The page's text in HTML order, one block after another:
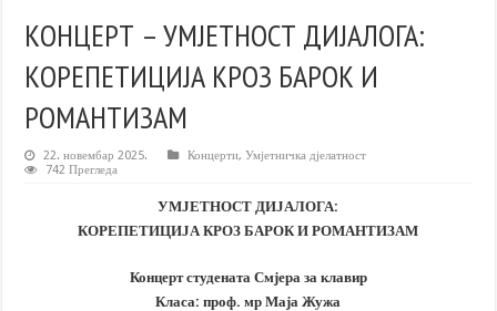
КОНЦЕРТ – УМЈЕТНОСТ ДИЈАЛОГА:
КОРЕПЕТИЦИЈА КРОЗ БАРОК И
РОМАНТИЗАМ
22. новембар 2025. Концерти,Умјетничка дјелатност
742 Прегледа
УМЈЕТНОСТ ДИЈАЛОГА:
КОРЕПЕТИЦИЈА КРОЗ БАРОК И РОМАНТИЗАМ
Концерт студената Смјера за клавир
Класа: проф. мр Маја Жужа